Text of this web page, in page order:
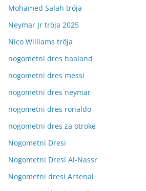
Mohamed Salah tröja
Neymar Jr tröja 2025
Nico Williams tröja
nogometni dres haaland
nogometni dres messi
nogometni dres neymar
nogometni dres ronaldo
nogometni dres za otroke
Nogometni Dresi
Nogometni Dresi Al-Nassr
Nogometni dresi Arsenal